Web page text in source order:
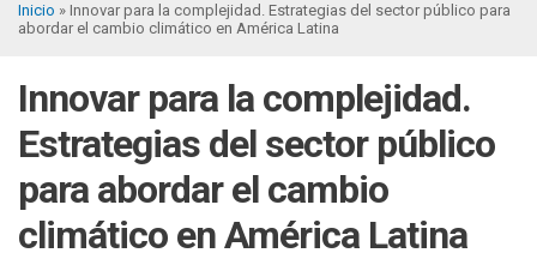
Sobrescribir
enlaces
de
ayuda
a
la
Inicio
Innovar para la complejidad. Estrategias del sector público para
abordar el cambio climático en América Latina
Innovar para la complejidad.
Estrategias del sector público
para abordar el cambio
climático en América Latina